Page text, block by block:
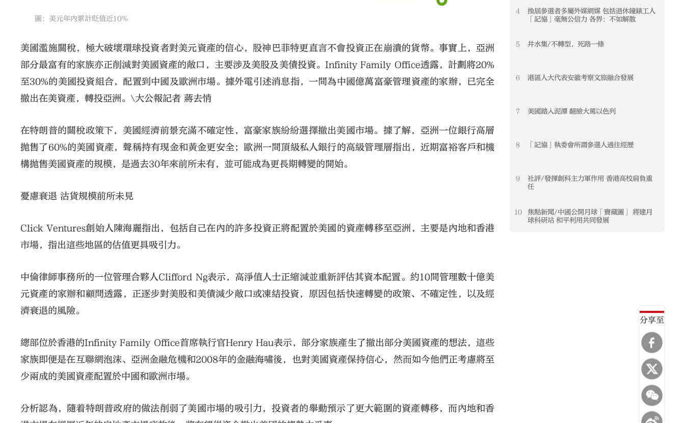
分享至
圖：美元年內累計貶值近10%
美國濫施關稅，極大破壞環球投資者對美元資產的信心，股神巴菲特更直言不會投資正在崩潰的貨幣。事實上，亞洲
部分最富有的家族亦正削減對美國資產的敞口，主要涉及美股及美債投資。Infinity Family Office透露，計劃將20%
至30%的美國投資組合，配置到中國及歐洲市場。據外電引述消息指，一間為中國億萬富豪管理資產的家辦，已完全
撤出在美資產，轉投亞洲。\大公報記者 蔣去悄
在特朗普的關稅政策下，美國經濟前景充滿不確定性，富豪家族紛紛選擇撤出美國市場。據了解，亞洲一位銀行高層
拋售了60%的美國資產，聲稱持有現金和黃金更安全；歐洲一間頂級私人銀行的高級管理層指出，近期富裕客戶和機
構拋售美國資產的規模，是過去30年來前所未有，並可能成為更長期轉變的開始。
憂慮衰退 沽貨規模前所未見
Click Ventures創始人陳海麗指出，包括自己在內的許多投資正將配置於美國的資產轉移至亞洲，主要是內地和香港
市場，指出這些地區的估值更具吸引力。
中倫律師事務所的一位管理合夥人Clifford Ng表示，高淨值人士正縮減並重新評估其資本配置。約10間管理數十億美
元資產的家辦和顧問透露，正逐步對美股和美債減少敞口或凍結投資，原因包括快速轉變的政策、不確定性，以及經
濟衰退的風險。
總部位於香港的Infinity Family Office首席執行官Henry Hau表示，部分家族產生了撤出部分美國資產的想法，這些
家族即便是在互聯網泡沫、亞洲金融危機和2008年的金融海嘯後，也對美國資產保持信心，然而如今他們正考慮將至
少兩成的美國資產配置於中國和歐洲市場。
分析認為，隨着特朗普政府的做法削弱了美國市場的吸引力，投資者的舉動預示了更大範圍的資產轉移，而內地和香
4
換屆參選者多屬外媒網媒 包括退休鐘錶工人
「記協」毫無公信力 各界：不如解散
5 井水集/不轉型，死路一條
6 港區人大代表安徽考察文旅融合發展
7 美國踏入泥潭 翻臉大罵以色列
8 「記協」執委會所謂參選人過往經歷
9
社評/發揮創科主力軍作用 香港高校肩負重
任
10
焦點新聞/中國公開月球「寶藏圖」 將建月
球科研站 和平利用共同發展